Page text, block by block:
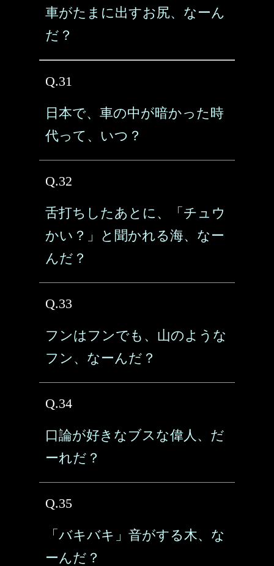
車がたまに出すお尻、なーん
だ？
Q.31
日本で、車の中が暗かった時
代って、いつ？
Q.32
舌打ちしたあとに、「チュウ
かい？」と聞かれる海、なー
んだ？
Q.33
フンはフンでも、山のような
フン、なーんだ？
Q.34
口論が好きなブスな偉人、だ
ーれだ？
Q.35
「バキバキ」音がする木、な
ーんだ？